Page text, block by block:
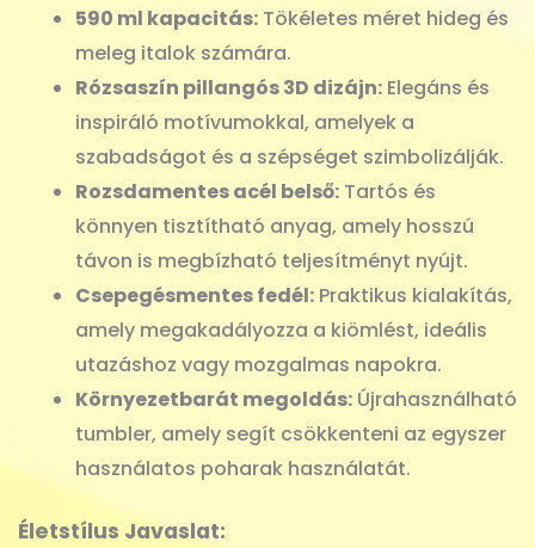
590 ml kapacitás: Tökéletes méret hideg és
meleg italok számára.
Rózsaszín pillangós 3D dizájn: Elegáns és
inspiráló motívumokkal, amelyek a
szabadságot és a szépséget szimbolizálják.
Rozsdamentes acél belső: Tartós és
könnyen tisztítható anyag, amely hosszú
távon is megbízható teljesítményt nyújt.
Csepegésmentes fedél: Praktikus kialakítás,
amely megakadályozza a kiömlést, ideális
utazáshoz vagy mozgalmas napokra.
Környezetbarát megoldás: Újrahasználható
tumbler, amely segít csökkenteni az egyszer
használatos poharak használatát.
Életstílus Javaslat: